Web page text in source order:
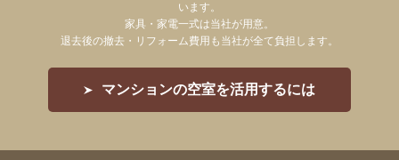
います。
家具・家電一式は当社が用意。
退去後の撤去・リフォーム費用も当社が全て負担します。
マンションの空室を活用するには